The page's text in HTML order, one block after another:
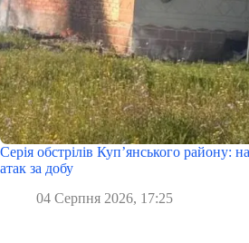
Серія обстрілів Куп’янського району:
атак за добу
04 Серпня 2026, 17:25